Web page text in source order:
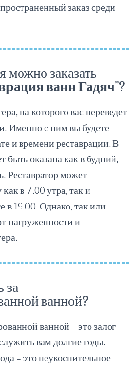
заказ среди
можно заказать
ванн Гадяч"?
на которого вас переведет
Именно с ним вы будете
и времени реставрации. В
быть оказана как в будний,
Реставратор может
в 7.00 утра, так и
в 19.00. Однако, так или
нагруженности и
за
ванной?
ванной – это залог
вам долгие годы.
– это неукоснительное